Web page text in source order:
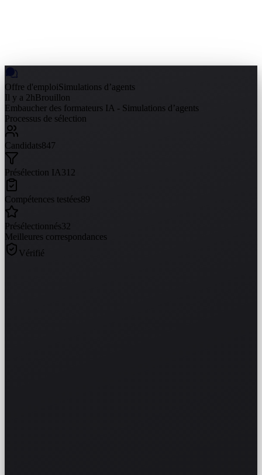
Offre d'emploiSimulations d’agents
Il y a 2hBrouillon
Embaucher des formateurs IA - Simulations d’agents
Processus de sélection
Candidats847
Présélection IA312
Compétences testées89
Présélectionnés32
Meilleures correspondances
Vérifié